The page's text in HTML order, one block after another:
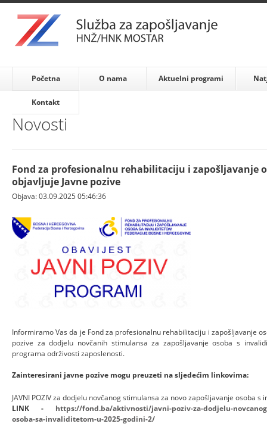
Početna O nama Aktuelni programi
Kontakt
Novosti
Fond za profesionalnu rehabilitaciju i zapošljavanje
objavljuje Javne pozive
Objava: 03.09.2025 05:46:36
Informiramo Vas da je Fond za profesionalnu rehabilitaciju i zapošljavanje
pozive za dodjelu novčanih stimulansa za zapošljavanje osoba s
programa održivosti zaposlenosti.
Zainteresirani javne pozive mogu preuzeti na sljedećim linkovima:
JAVNI POZIV za dodjelu novčanog stimulansa za novo zapošljavanje osoba
LINK -
https://fond.ba/aktivnosti/javni-poziv-za-dodjelu-
osoba-sa-invaliditetom-u-2025-godini-2/